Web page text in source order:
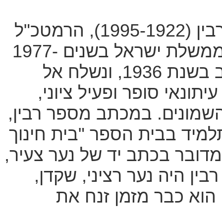
המכתב שלפנינו נכתב על ידי יצחק רבין (1995-1922), הרמטכ"ל
השביעי של צה"ל, שר ביטחון וראש ממשלת ישראל בשנים 1977-
1974 ובשנים 1995-1992. הוא נכתב בשנת 1936, ונשלח אל
סופר ופעיל ציוני,
במכתב מספר רבין,
בבית הספר "בית חינוך
בכתב יד של נער צעיר,
היה נער רציני, שקדן,
כבר מזמן זנח את